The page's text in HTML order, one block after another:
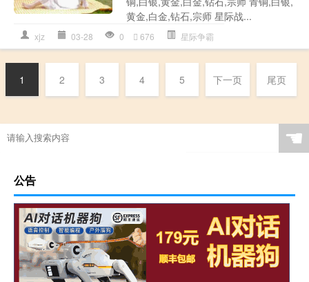
黄金,白金,钻石,宗师 星际战...
xjz 03-28 0 676 星际争霸
1 2 3 4 5 下一页 尾页
☚
公告